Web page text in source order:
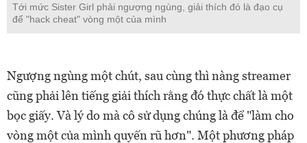
Tới mức Sister Girl phải ngượng ngùng, giải thích đó là đạo cụ
để "hack cheat" vòng một của mình
Ngượng ngùng một chút, sau cùng thì nàng streamer
cũng phải lên tiếng giải thích rằng đó thực chất là một
bọc giấy. Và lý do mà cô sử dụng chúng là để "làm cho
vòng một của mình quyến rũ hơn". Một phương pháp